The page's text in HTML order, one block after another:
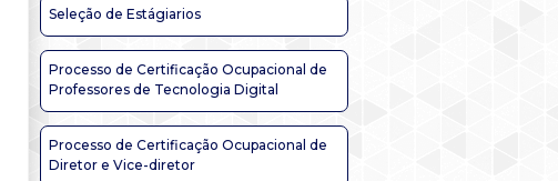
Seleção de Estágiarios
Processo de Certificação Ocupacional de
Professores de Tecnologia Digital
Processo de Certificação Ocupacional de
Diretor e Vice-diretor